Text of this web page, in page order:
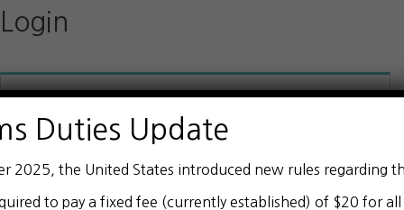
Login
Duties Update
2025, the United States introduced new rules regarding
to pay a fixed fee (currently established) of $20 for